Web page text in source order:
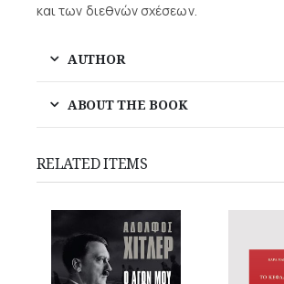
και των διεθνών σχέσεων.
AUTHOR
ABOUT THE BOOK
RELATED ITEMS